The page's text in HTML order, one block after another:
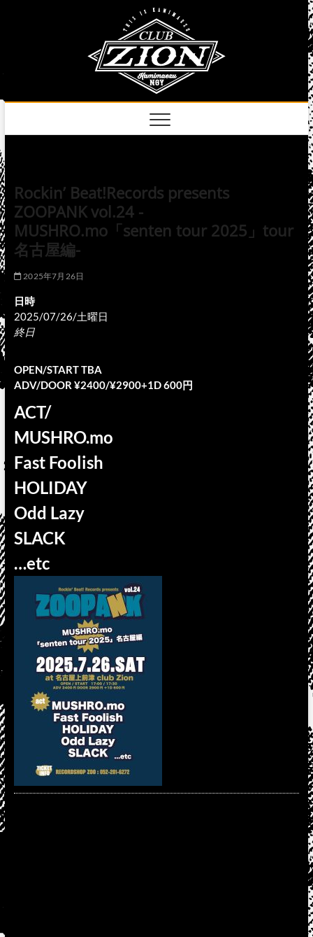
Rockin’ Beat!Records presents
ZOOPANK vol.24 -
MUSHRO.mo「senten tour 2025」tour
名古屋編-
2025年7月26日
日時
2025/07/26/土曜日
終日
OPEN/START TBA
ADV/DOOR ¥2400/¥2900+1D 600円
ACT/
MUSHRO.mo
Fast Foolish
HOLIDAY
Odd Lazy
SLACK
…etc